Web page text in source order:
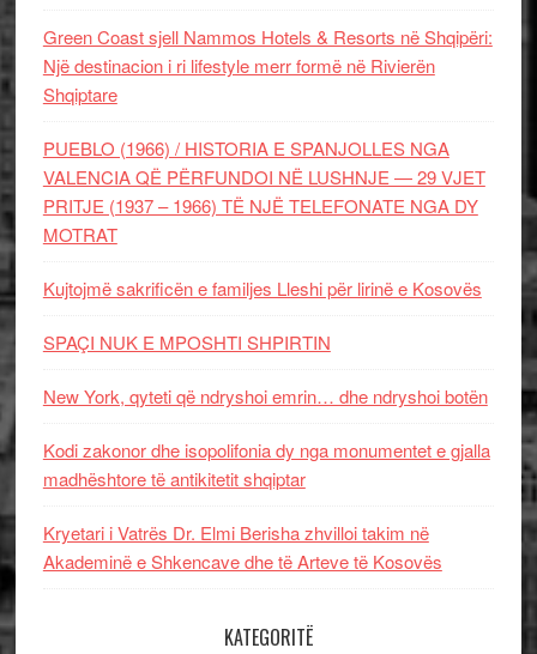
Green Coast sjell Nammos Hotels & Resorts në Shqipëri:
Një destinacion i ri lifestyle merr formë në Rivierën
Shqiptare
PUEBLO (1966) / HISTORIA E SPANJOLLES NGA
VALENCIA QË PËRFUNDOI NË LUSHNJE — 29 VJET
PRITJE (1937 – 1966) TË NJË TELEFONATE NGA DY
MOTRAT
Kujtojmë sakrificën e familjes Lleshi për lirinë e Kosovës
SPAÇI NUK E MPOSHTI SHPIRTIN
New York, qyteti që ndryshoi emrin… dhe ndryshoi botën
Kodi zakonor dhe isopolifonia dy nga monumentet e gjalla
madhështore të antikitetit shqiptar
Kryetari i Vatrës Dr. Elmi Berisha zhvilloi takim në
Akademinë e Shkencave dhe të Arteve të Kosovës
KATEGORITË